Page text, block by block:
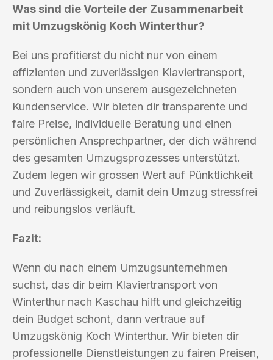
Was sind die Vorteile der Zusammenarbeit
mit Umzugskönig Koch Winterthur?
Bei uns profitierst du nicht nur von einem
effizienten und zuverlässigen Klaviertransport,
sondern auch von unserem ausgezeichneten
Kundenservice. Wir bieten dir transparente und
faire Preise, individuelle Beratung und einen
persönlichen Ansprechpartner, der dich während
des gesamten Umzugsprozesses unterstützt.
Zudem legen wir grossen Wert auf Pünktlichkeit
und Zuverlässigkeit, damit dein Umzug stressfrei
und reibungslos verläuft.
Fazit:
Wenn du nach einem Umzugsunternehmen
suchst, das dir beim Klaviertransport von
Winterthur nach Kaschau hilft und gleichzeitig
dein Budget schont, dann vertraue auf
Umzugskönig Koch Winterthur. Wir bieten dir
professionelle Dienstleistungen zu fairen Preisen,